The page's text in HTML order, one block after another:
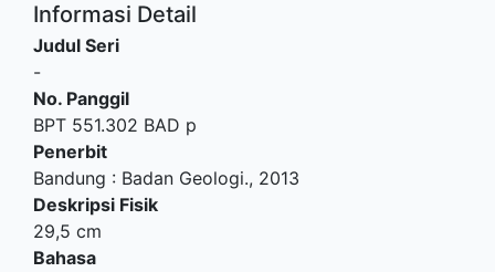
Informasi Detail
Judul Seri
-
No. Panggil
BPT 551.302 BAD p
Penerbit
Bandung : Badan Geologi., 2013
Deskripsi Fisik
29,5 cm
Bahasa